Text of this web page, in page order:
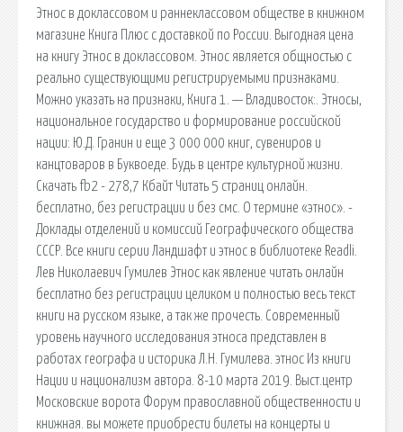
Этнос в доклассовом и раннеклассовом обществе в книжном
магазине Книга Плюс с доставкой по России. Выгодная цена
на книгу Этнос в доклассовом. Этнос является общностью с
реально существующими регистрируемыми признаками.
Можно указать на признаки, Книга 1. — Владивосток:. Этносы,
национальное государство и формирование российской
нации: Ю.Д. Гранин и еще 3 000 000 книг, сувениров и
канцтоваров в Буквоеде. Будь в центре культурной жизни.
Cкачать fb2 - 278,7 Кбайт Читать 5 страниц онлайн.
бесплатно, без регистрации и без смс. О термине «этнос». -
Доклады отделений и комиссий Географического общества
СССР. Все книги серии Ландшафт и этнос в библиотеке Readli.
Лев Николаевич Гумилев Этнос как явление читать онлайн
бесплатно без регистрации целиком и полностью весь текст
книги на русском языке, а так же прочесть. Современный
уровень научного исследования этноса представлен в
работах географа и историка Л.Н. Гумилева. этнос Из книги
Нации и национализм автора. 8-10 марта 2019. Выст.центр
Московские ворота Форум православной общественности и
книжная. вы можете приобрести билеты на концерты и